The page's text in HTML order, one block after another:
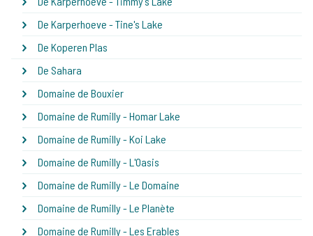
De Karperhoeve - Tine's Lake
De Koperen Plas
De Sahara
Domaine de Bouxier
Domaine de Rumilly - Homar Lake
Domaine de Rumilly - Koi Lake
Domaine de Rumilly - L'Oasis
Domaine de Rumilly - Le Domaine
Domaine de Rumilly - Le Planète
Domaine de Rumilly - Les Erables